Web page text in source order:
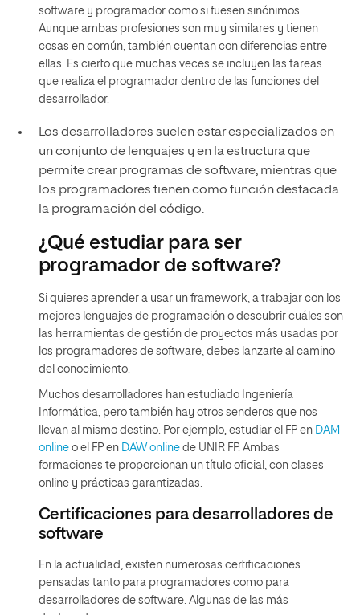
software y programador como si fuesen sinónimos.
Aunque ambas profesiones son muy similares y tienen
cosas en común, también cuentan con diferencias entre
ellas. Es cierto que muchas veces se incluyen las tareas
que realiza el programador dentro de las funciones del
desarrollador.
Los desarrolladores suelen estar especializados en
un conjunto de lenguajes y en la estructura que
permite crear programas de software, mientras que
los programadores tienen como función destacada
la programación del código.
¿Qué estudiar para ser
programador de software?
Si quieres aprender a usar un framework, a trabajar con los
mejores lenguajes de programación o descubrir cuáles son
las herramientas de gestión de proyectos más usadas por
los programadores de software, debes lanzarte al camino
del conocimiento.
Muchos desarrolladores han estudiado Ingeniería
Informática, pero también hay otros senderos que nos
llevan al mismo destino. Por ejemplo, estudiar el FP en DAM
onlineo el FP en DAW onlinede UNIR FP. Ambas
formaciones te proporcionan un título oficial, con clases
online y prácticas garantizadas.
Certificaciones para desarrolladores de
software
En la actualidad, existen numerosas certificaciones
pensadas tanto para programadores como para
desarrolladores de software. Algunas de las más